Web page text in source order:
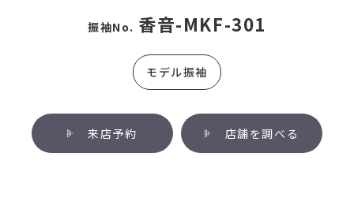
振袖No. 香音-MKF-301
モデル振袖
来店予約 店舗を調べる